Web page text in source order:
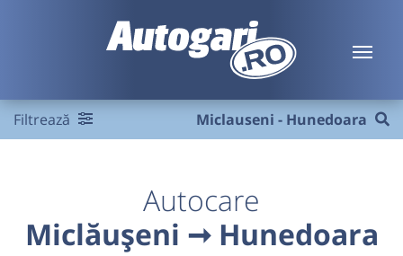
Filtrează Miclauseni - Hunedoara
Autocare
Miclăușeni ➞ Hunedoara